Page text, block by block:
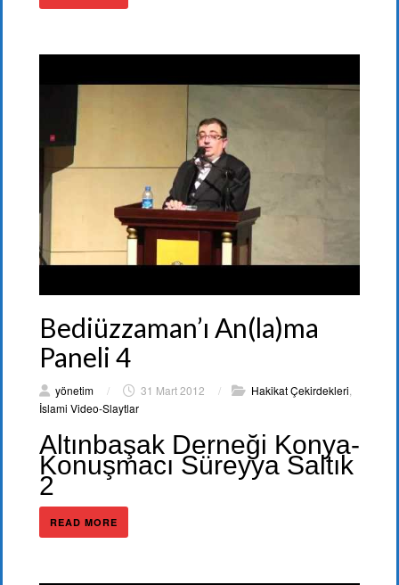
Bediüzzaman’ı An(la)ma
Paneli 4
yönetim / 31 Mart 2012 / Hakikat Çekirdekleri
İslami Video-Slaytlar
Altınbaşak Derneği Konya-
Konuşmacı Süreyya Saltık
2
READ MORE